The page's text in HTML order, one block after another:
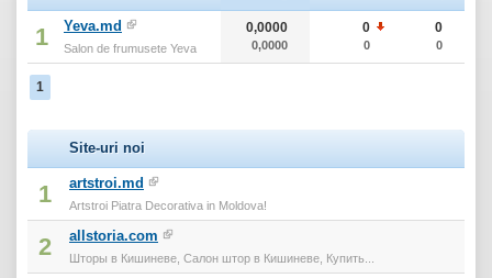
1 Yeva.md
Salon de frumusete Yeva
0,0000
0,0000
0
0
0
0
1
Site-uri noi
1 artstroi.md
Artstroi Piatra Decorativa in Moldova!
2 allstoria.com
Шторы в Кишиневе, Салон штор в Кишиневе, Купить...